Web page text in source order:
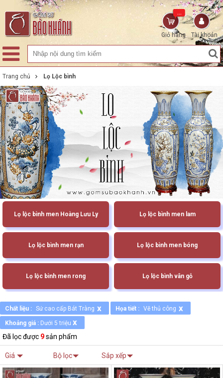
Tài khoản
Giỏ hàng
...
Trang chủ Lọ Lộc bình
Lọ lộc bình men Hoàng Lưu Ly Lọ lộc bình men lam
Lọ lộc bình men rạn Lọ lộc bình men bóng
Lọ lộc bình men rong Lọ lộc bình vân gỗ
Chất liệu : Sứ cao cấp Bát Tràng x Họa tiết : Vẽ thủ công x
Khoảng giá : Dưới 5 triệu x
Đã lọc được 9sản phẩm
Giá Bộ lọc Sắp xếp